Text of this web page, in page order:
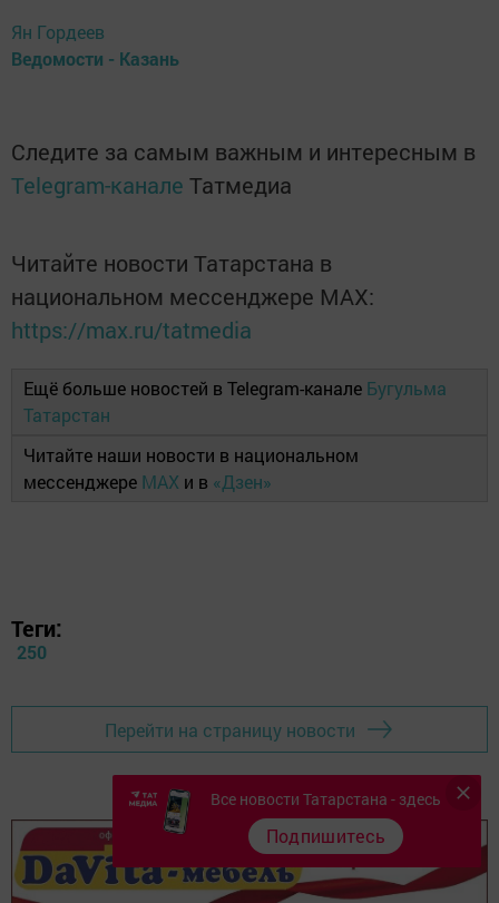
Ян Гордеев
Ведомости - Казань
Следите за самым важным и интересным в
Telegram-канале Татмедиа
Читайте новости Татарстана в
национальном мессенджере MАХ:
https://max.ru/tatmedia
Ещё больше новостей в Telegram-канале Бугульма
Татарстан
Читайте наши новости в национальном
мессенджере MAX и в «Дзен»
Теги:
250
Перейти на страницу новости
Все новости Татарстана - здесь
Подпишитесь